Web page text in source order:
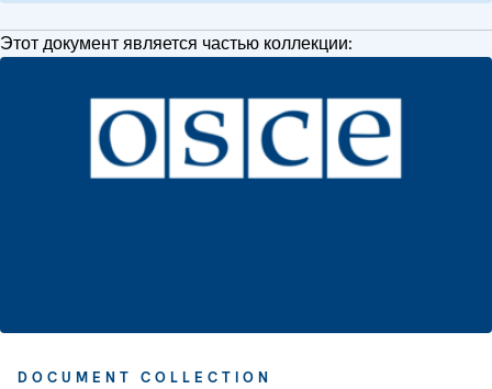
Этот документ является частью коллекции:
DOCUMENT COLLECTION